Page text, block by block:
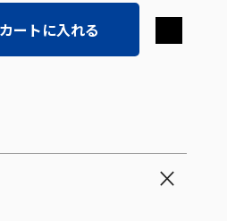
カートに入れる